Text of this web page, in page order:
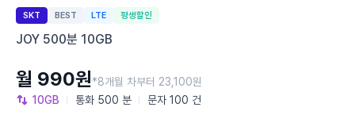
SKT BEST LTE 평생할인
JOY 500분 10GB
10GB 통화 500 분 문자 100 건
월 990원*8개월 차부터 23,100원